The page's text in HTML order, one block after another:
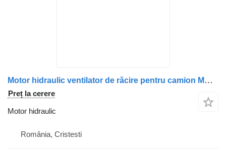
Motor hidraulic ventilator de răcire pentru camion MAN 14917 9825
Preț la cerere
Motor hidraulic
România, Cristesti